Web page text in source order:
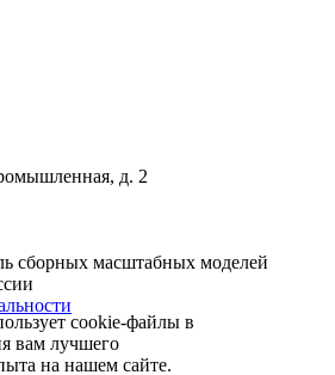
д. 2
сборных масштабных моделей
cookie-файлы в
вам лучшего
на нашем сайте.